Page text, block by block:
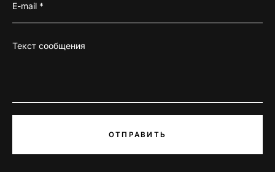
E-mail *
Текст сообщения
ОТПРАВИТЬ